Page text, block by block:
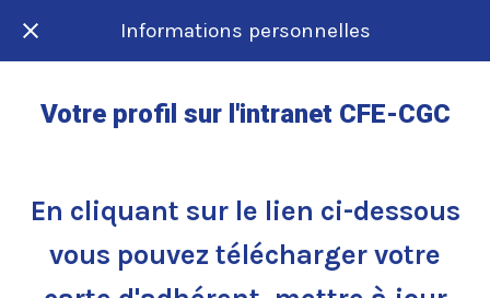
Informations personnelles
Votre profil sur l'intranet CFE-CGC
En cliquant sur le lien ci-dessous
vous pouvez télécharger votre